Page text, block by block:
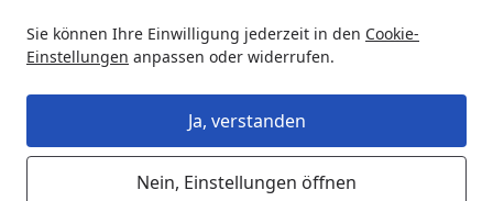
Sie können Ihre Einwilligung jederzeit in den Cookie-
Einstellungen anpassen oder widerrufen.
Ja, verstanden
Nein, Einstellungen öffnen